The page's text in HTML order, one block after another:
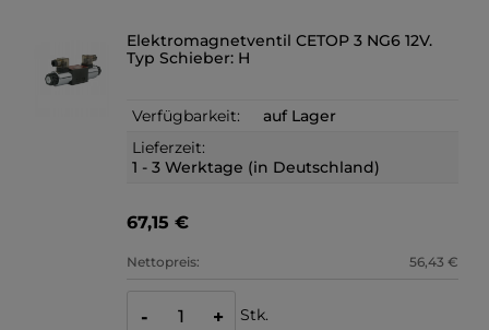
Elektromagnetventil CETOP 3 NG6 12V.
Typ Schieber: H
Verfügbarkeit:
auf Lager
Lieferzeit:
1 - 3 Werktage (in Deutschland)
67,15 €
Nettopreis: 56,43 €
- + Stk.